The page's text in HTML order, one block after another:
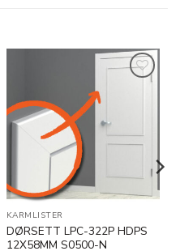
ønskeliste
KARMLISTER
DØRSETT LPC-322P HDPS
12X58MM S0500-N